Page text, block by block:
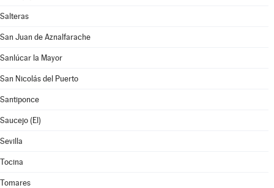
Salteras
San Juan de Aznalfarache
Sanlúcar la Mayor
San Nicolás del Puerto
Santiponce
Saucejo (El)
Sevilla
Tocina
Tomares